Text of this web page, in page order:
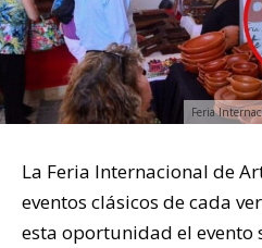
Feria
La Feria Internacional de
eventos clásicos de cada
esta oportunidad el evento